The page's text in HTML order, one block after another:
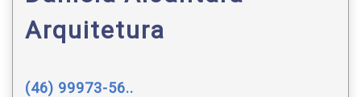
Arquitetura
(46) 99973-56..